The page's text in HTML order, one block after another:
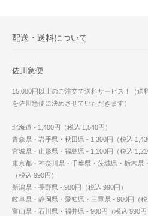
配送・送料について
佐川急便
15,000円以上のご注文で送料サービス！（送
を佐川急便に決めさせていただきます）
北海道 - 1,400円（税込 1,540円）
青森県・岩手県・秋田県 - 1,300円（税込
宮城県・山形県・福島県 - 1,100円（税込
東京都・神奈川県・千葉県・茨城県・栃木県
（税込 990円）
新潟県・長野県 - 900円（税込 990円）
岐阜県・静岡県・愛知県・三重県 - 900円（税
富山県・石川県・福井県 - 900円（税込 990円